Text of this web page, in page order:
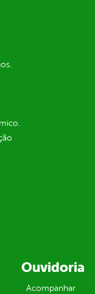
Ouvidoria
Acompanhar